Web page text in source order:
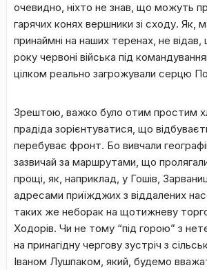
очевидно, ніхто не знав, що можуть
гарячих конях вершники зі сходу. Як,
принаймні на наших теренах, не
року червоні війська під
цілком реально загрожували серцю
Зрештою, важко було отим простим
прадіда зорієнтуватися, що
перебуває фронт. Бо вивчали
зазвичай за маршрутами, що
прощі, як, наприклад, у Гошів,
адресами приїжджих з віддалених
таких же неборак на щотижневу
Ходорів. Чи не тому “під горою” з
на принагідну чергову зустріч з
Іваном Лушпаком, який, будемо